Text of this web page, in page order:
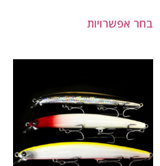
בחר אפשרויות